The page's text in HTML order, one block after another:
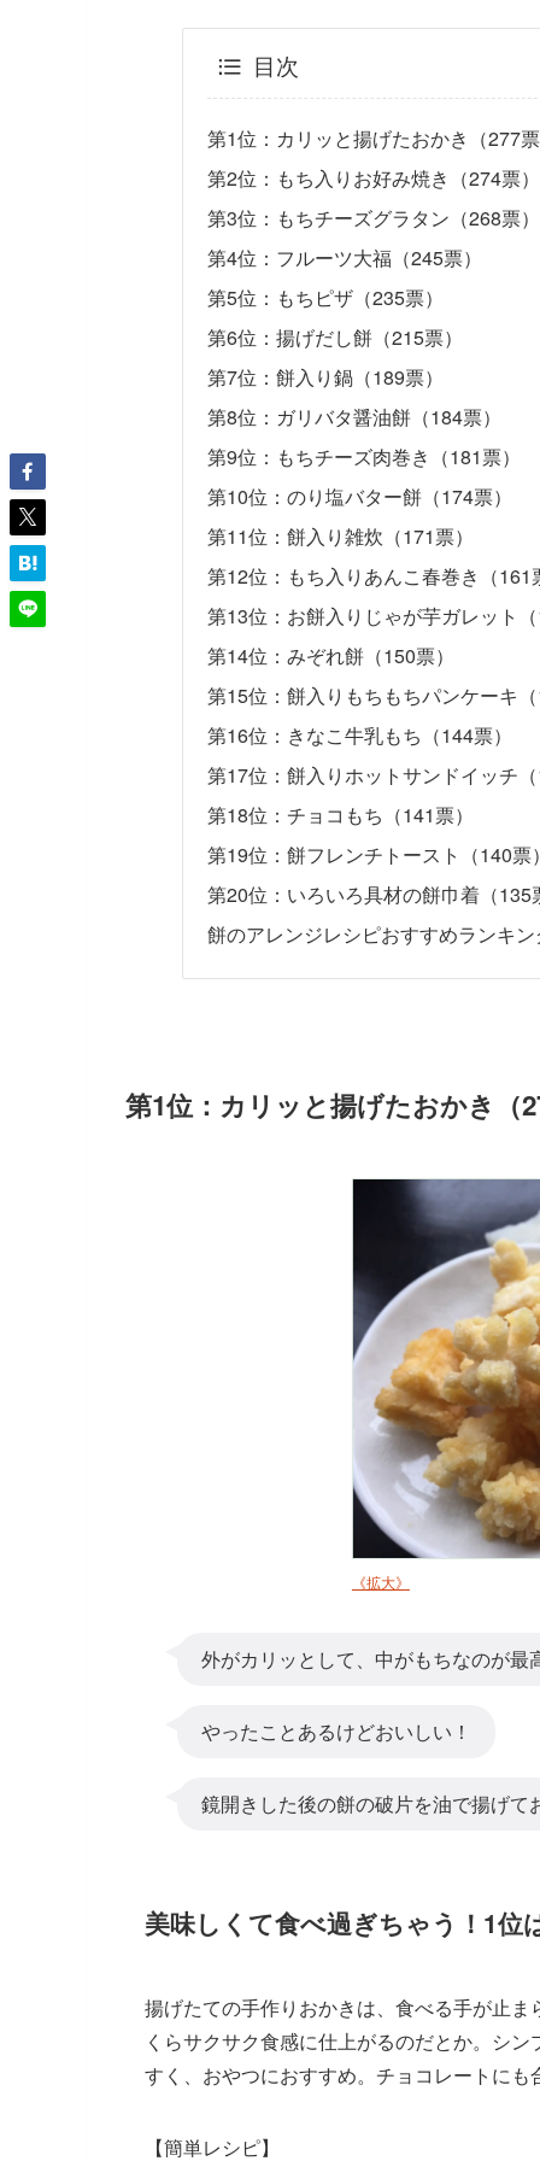
目次
第1位：カリッと揚げたおかき（277
第2位：もち入りお好み焼き（274票）
第3位：もちチーズグラタン（268票）
第4位：フルーツ大福（245票）
第5位：もちピザ（235票）
第6位：揚げだし餅（215票）
第7位：餅入り鍋（189票）
第8位：ガリバタ醤油餅（184票）
第9位：もちチーズ肉巻き（181票）
第10位：のり塩バター餅（174票）
第11位：餅入り雑炊（171票）
第12位：もち入りあんこ春巻き（161
第13位：お餅入りじゃが芋ガレット
第14位：みぞれ餅（150票）
第15位：餅入りもちもちパンケーキ
第16位：きなこ牛乳もち（144票）
第17位：餅入りホットサンドイッチ
第18位：チョコもち（141票）
第19位：餅フレンチトースト（140票
第20位：いろいろ具材の餅巾着（135
餅のアレンジレシピおすすめランキ
第1位：カリッと揚げたおかき（
《拡大》
外がカリッとして、中がもちなのが最
やったことあるけどおいしい！
鏡開きした後の餅の破片を油で揚げ
美味しくて食べ過ぎちゃう！1位
揚げたての手作りおかきは、食べる手が止
くらサクサク食感に仕上がるのだとか。シ
すく、おやつにおすすめ。チョコレートにも
【簡単レシピ】